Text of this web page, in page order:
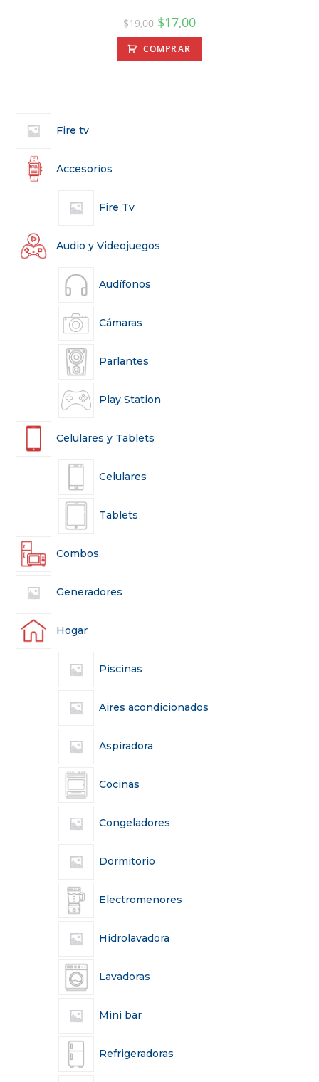
$19,00 $17,00
COMPRAR
Fire tv
Accesorios
Fire Tv
Audio y Videojuegos
Audífonos
Cámaras
Parlantes
Play Station
Celulares y Tablets
Celulares
Tablets
Combos
Generadores
Hogar
Piscinas
Aires acondicionados
Aspiradora
Cocinas
Congeladores
Dormitorio
Electromenores
Hidrolavadora
Lavadoras
Mini bar
Refrigeradoras